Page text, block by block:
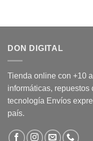
DON DIGITAL
Tienda online con +10
informáticas, repuestos
tecnología Envíos
país.